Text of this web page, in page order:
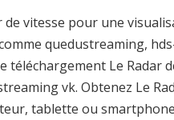
vitesse pour une
quedustreaming,
Le Radar
vk. Obtenez Le
tablette ou